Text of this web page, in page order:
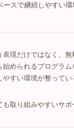
ースで継続しやすい
現だけではなく、無
始められるプログラ
やすい環境が整って
も取り組みやすいサ